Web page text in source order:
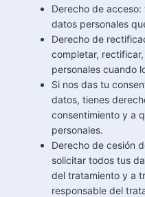
Derecho de
datos personales
Derecho de
completar,
personales cuando
Si nos das tu
datos, tienes
consentimiento y a
personales.
Derecho de cesión
solicitar todos tus
del tratamiento y a
responsable del